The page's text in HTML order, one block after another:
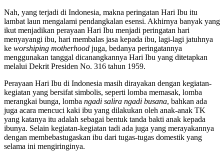
Nah, yang terjadi di Indonesia, makna peringatan Hari Ibu itu
lambat laun mengalami pendangkalan esensi. Akhirnya banyak yang
ikut menjadikan perayaan Hari Ibu menjadi peringatan hari
menyayangi ibu, hari membalas jasa kepada ibu, lagi-lagi jatuhnya
ke worshiping motherhood juga, bedanya peringatannya
menggunakan tanggal dicanangkannya Hari Ibu yang ditetapkan
melalui Dekrit Presiden No. 316 tahun 1959.
Perayaan Hari Ibu di Indonesia masih dirayakan dengan kegiatan-
kegiatan yang bersifat simbolis, seperti lomba memasak, lomba
merangkai bunga, lomba ngadi salira ngadi busana, bahkan ada
juga acara mencuci kaki ibu yang dilakukan oleh anak-anak TK
yang katanya itu adalah sebagai bentuk tanda bakti anak kepada
ibunya. Selain kegiatan-kegiatan tadi ada juga yang merayakannya
dengan membebastugaskan ibu dari tugas-tugas domestik yang
selama ini mengiringinya.